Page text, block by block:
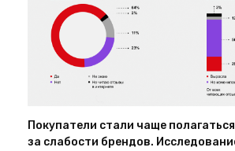
Покупатели стали чаще
за слабости брендов.